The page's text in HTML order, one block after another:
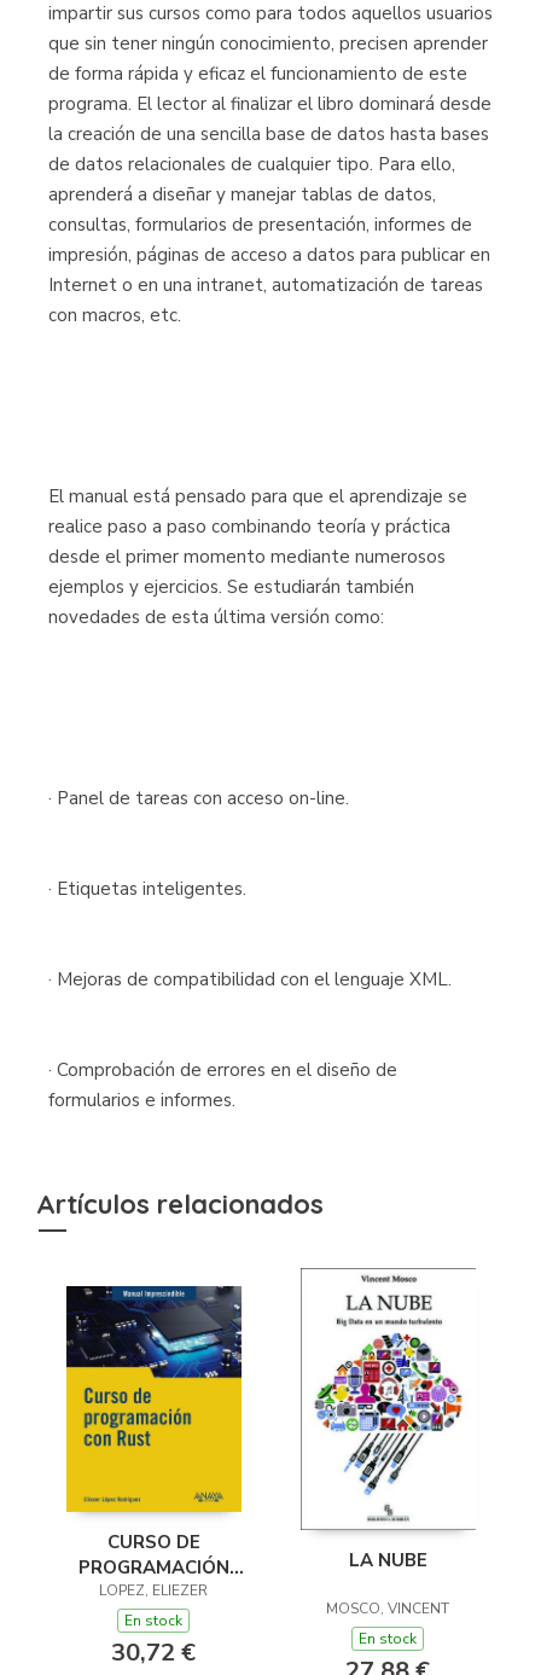
impartir sus cursos como para todos aquellos usuarios
que sin tener ningún conocimiento, precisen aprender
de forma rápida y eficaz el funcionamiento de este
programa. El lector al finalizar el libro dominará desde
la creación de una sencilla base de datos hasta bases
de datos relacionales de cualquier tipo. Para ello,
aprenderá a diseñar y manejar tablas de datos,
consultas, formularios de presentación, informes de
impresión, páginas de acceso a datos para publicar en
Internet o en una intranet, automatización de tareas
con macros, etc.
El manual está pensado para que el aprendizaje se
realice paso a paso combinando teoría y práctica
desde el primer momento mediante numerosos
ejemplos y ejercicios. Se estudiarán también
novedades de esta última versión como:
· Panel de tareas con acceso on-line.
· Etiquetas inteligentes.
· Mejoras de compatibilidad con el lenguaje XML.
· Comprobación de errores en el diseño de
formularios e informes.
Artículos relacionados
CURSO DE
PROGRAMACIÓN
CON RUST
LOPEZ, ELIEZER
En stock
30,72 €
LA NUBE
MOSCO, VINCENT
En stock